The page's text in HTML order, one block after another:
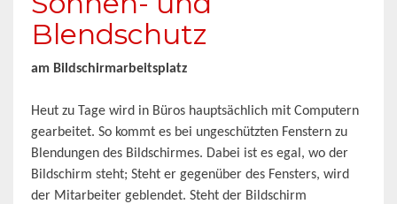
Blendschutz
am Bildschirmarbeitsplatz
Heut zu Tage wird in Büros hauptsächlich mit Computern
gearbeitet. So kommt es bei ungeschützten Fenstern zu
Blendungen des Bildschirmes. Dabei ist es egal, wo der
Bildschirm steht; Steht er gegenüber des Fensters, wird
der Mitarbeiter geblendet. Steht der Bildschirm